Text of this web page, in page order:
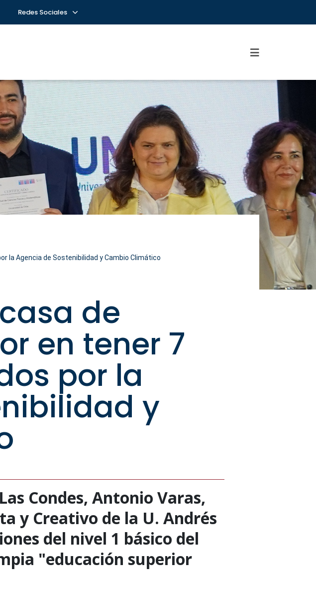
Redes Sociales
la Agencia de Sostenibilidad y Cambio Climático
de
en tener 7
por la
y
Condes, Antonio Varas,
y Creativo de la U. Andrés
del nivel 1 básico del
"educación superior